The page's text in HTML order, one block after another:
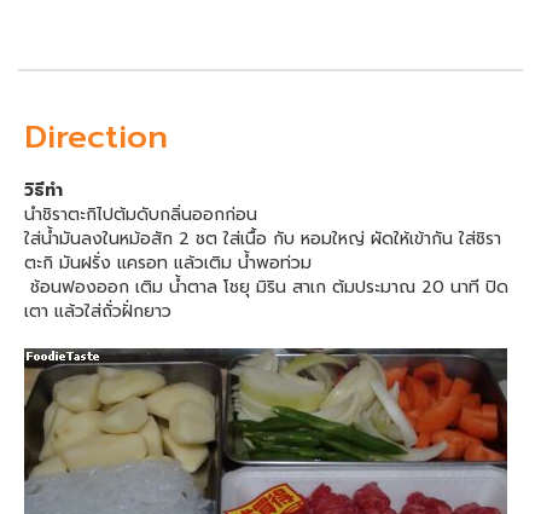
Direction
วิธีทำ
นำชิราตะกิไปต้มดับกลิ่นออกก่อน
ใส่น้ำมันลงในหม้อสัก 2 ชต ใส่เนื้อ กับ หอมใหญ่ ผัดให้เข้ากัน ใส่ชิรา
ตะกิ มันฝรั่ง แครอท แล้วเติม น้ำพอท่วม
ช้อนฟองออก เติม น้ำตาล โชยุ มิริน สาเก ต้มประมาณ 20 นาที ปิด
เตา แล้วใส่ถั่วฝั่กยาว